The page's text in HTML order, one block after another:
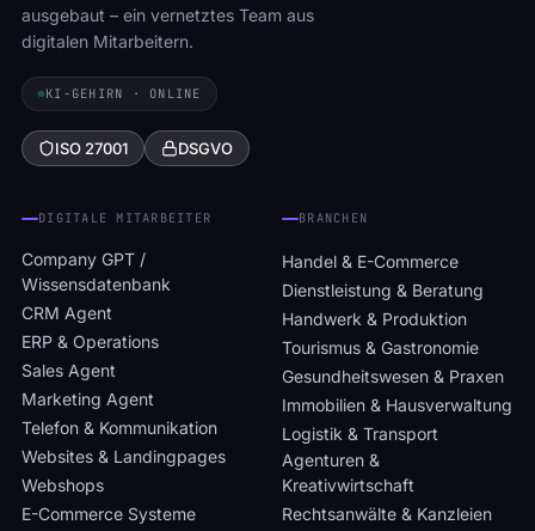
ausgebaut – ein vernetztes Team aus
digitalen Mitarbeitern.
KI-GEHIRN · ONLINE
ISO 27001 DSGVO
DIGITALE MITARBEITER
Company GPT /
Wissensdatenbank
CRM Agent
ERP & Operations
Sales Agent
Marketing Agent
Telefon & Kommunikation
Websites & Landingpages
Webshops
E-Commerce Systeme
BRANCHEN
Handel & E-Commerce
Dienstleistung & Beratung
Handwerk & Produktion
Tourismus & Gastronomie
Gesundheitswesen & Praxen
Immobilien & Hausverwaltung
Logistik & Transport
Agenturen &
Kreativwirtschaft
Rechtsanwälte & Kanzleien